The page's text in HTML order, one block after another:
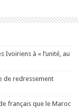
Ivoiriens à « l’unité, au
de redressement
français que le Maroc